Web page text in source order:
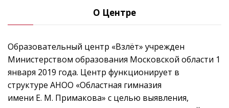
О Центре
Образовательный центр «Взлёт» учрежден
Министерством образования Московской области 1
января 2019 года. Центр функционирует в
структуре АНОО «Областная гимназия
имени Е. М. Примакова» с целью выявления,